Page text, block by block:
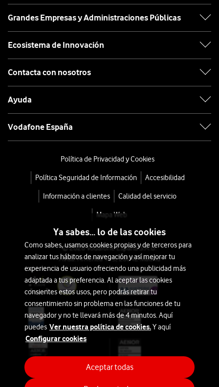
Grandes Empresas y Administraciones Públicas
Ecosistema de Innovación
Contacta con nosotros
Ayuda
Vodafone España
Política de Privacidad y Cookies
Política Seguridad de Información Accesibilidad
Información a clientes Calidad del servicio
Mapa Web
© 2026 Vodafone España S.A.U.
Avda. América 115, 28042 Madrid
Ya sabes... lo de las cookies
Como sabes, usamos cookies propias y de terceros para
analizar tus hábitos de navegación y así mejorar tu
experiencia de usuario ofreciendo una publicidad más
adaptada a tus preferencia. Al aceptar las cookies
consientes estos usos, pero podrás retirar tu
consentimiento sin problema en las funciones de tu
navegador y no te llevará más de 4 minutos. Aquí
puedes Ver nuestra política de cookies.Y aquí
Configurar cookies
Aceptar todas